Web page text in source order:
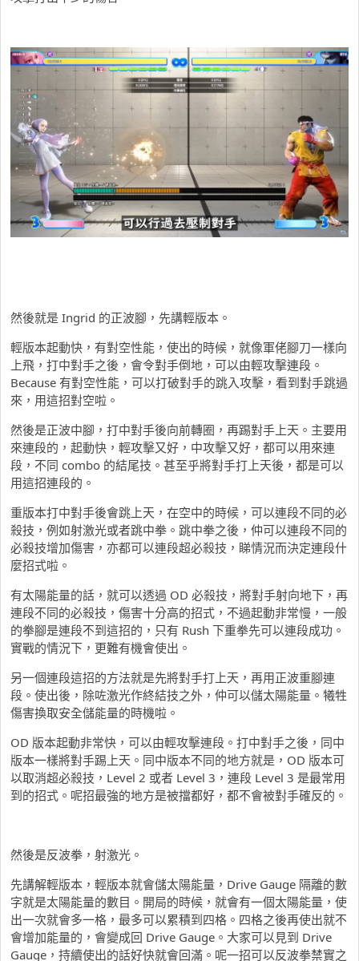
然後就是 Ingrid 的正波腳，先講輕版本。
輕版本起動快，有對空性能，使出的時候，就像軍佬腳刀一樣向
上飛，打中對手之後，會令對手倒地，可以由輕攻擊連段。
Because 有對空性能，可以打破對手的跳入攻擊，看到對手跳過
來，用這招對空啦。
然後是正波中腳，打中對手後向前轉圈，再踢對手上天。主要用
來連段的，起動快，輕攻擊又好，中攻擊又好，都可以用來連
段，不同 combo 的結尾技。甚至乎將對手打上天後，都是可以
用這招連段的。
重版本打中對手後會跳上天，在空中的時候，可以連段不同的必
殺技，例如射激光或者跳中拳。跳中拳之後，仲可以連段不同的
必殺技增加傷害，亦都可以連段超必殺技，睇情況而決定連段什
麼招式啦。
有太陽能量的話，就可以透過 OD 必殺技，將對手射向地下，再
連段不同的必殺技，傷害十分高的招式，不過起動非常慢，一般
的拳腳是連段不到這招的，只有 Rush 下重拳先可以連段成功。
實戰的情況下，更難有機會使出。
另一個連段這招的方法就是先將對手打上天，再用正波重腳連
段。使出後，除咗激光作終結技之外，仲可以儲太陽能量。犧牲
傷害換取安全儲能量的時機啦。
OD 版本起動非常快，可以由輕攻擊連段。打中對手之後，同中
版本一樣將對手踢上天。同中版本不同的地方就是，OD 版本可
以取消超必殺技，Level 2 或者 Level 3，連段 Level 3 是最常用
到的招式。呢招最強的地方是被擋都好，都不會被對手確反的。
然後是反波拳，射激光。
先講解輕版本，輕版本就會儲太陽能量，Drive Gauge 隔離的數
字就是太陽能量的數目。開局的時候，就會有一個太陽能量，使
出一次就會多一格，最多可以累積到四格。四格之後再使出就不
會增加能量的，會變成回 Drive Gauge。大家可以見到 Drive
Gauge，持續使出的話好快就會回滿。呢一招可以反波拳禁實之